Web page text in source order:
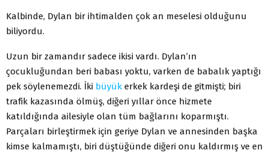
Kalbinde, Dylan bir ihtimalden çok an meselesi olduğunu
biliyordu.
Uzun bir zamandır sadece ikisi vardı. Dylan’ın
çocukluğundan beri babası yoktu, varken de babalık yaptığı
pek söylenemezdi. İki büyük erkek kardeşi de gitmişti; biri
trafik kazasında ölmüş, diğeri yıllar önce hizmete
katıldığında ailesiyle olan tüm bağlarını koparmıştı.
Parçaları birleştirmek için geriye Dylan ve annesinden başka
kimse kalmamıştı, biri düştüğünde diğeri onu kaldırmış ve en